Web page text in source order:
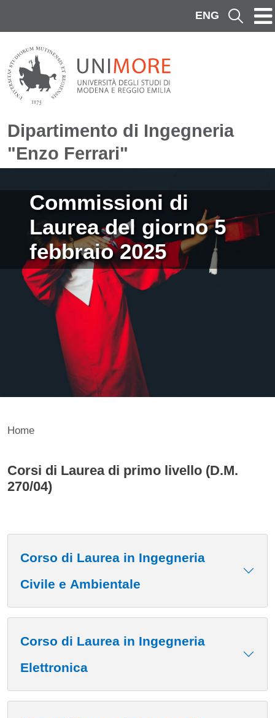
ENG Cerca
Dipartimento di Ingegneria
"Enzo Ferrari"
Commissioni di
Laurea del giorno 5
febbraio 2025
Home
Contenuto
Corsi di Laurea di primo livello (D.M.
270/04)
Corso di Laurea in Ingegneria
Civile e Ambientale
Corso di Laurea in Ingegneria
Elettronica